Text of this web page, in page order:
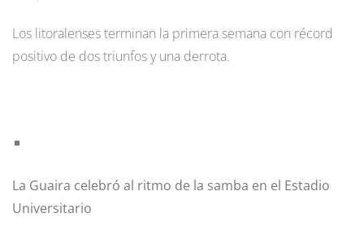
Los litoralenses terminan la primera semana con récord
positivo de dos triunfos y una derrota.
La Guaira celebró al ritmo de la samba en el Estadio
Universitario